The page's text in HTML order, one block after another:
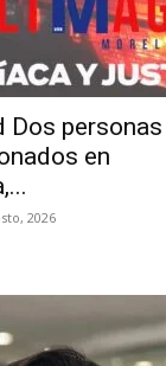
Dos
en
2026